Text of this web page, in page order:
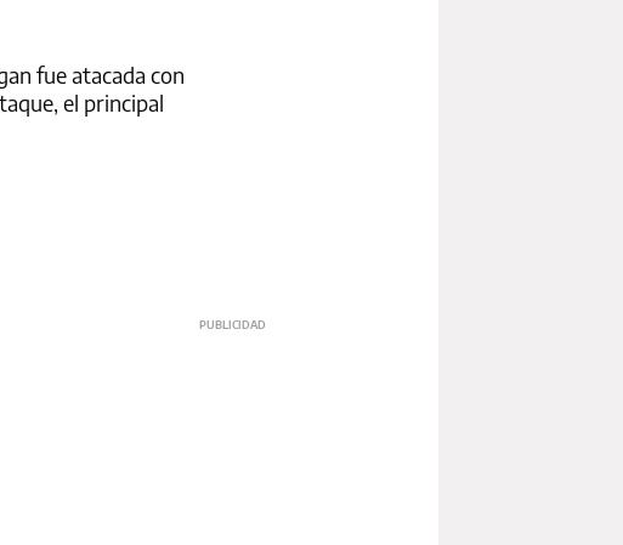
fue atacada con
el principal